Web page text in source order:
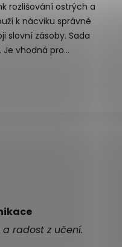
rozlišování ostrých a
k nácviku správné
slovní zásoby. Sada
vhodná pro...
radost z učení.